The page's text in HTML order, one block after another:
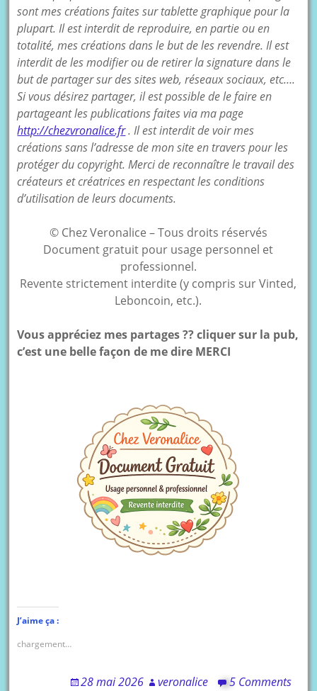
sont mes créations faites sur tablette graphique pour la
plupart. Il est interdit de reproduire, en partie ou en
totalité, mes créations dans le but de les revendre. Il est
interdit de les modifier ou de retirer la signature dans le
but de partager sur des sites web, réseaux sociaux, etc….
Si vous désirez partager, il est possible de le faire en
partageant les publications faites via ma page
http://chezvronalice.fr. Il est interdit de voir mes
créations sans l’adresse de mon site en travers pour les
protéger du copyright. Merci de reconnaître le travail des
créateurs et créatrices en respectant les conditions
d’utilisation de leurs documents.
© Chez Veronalice – Tous droits réservés
Document gratuit pour usage personnel et
professionnel.
Revente strictement interdite (y compris sur Vinted,
Leboncoin, etc.).
Vous appréciez mes partages ?? cliquer sur la pub,
c’est une belle façon de me dire MERCI
J’aime ça :
chargement…
28 mai 2026 veronalice
5 Comments